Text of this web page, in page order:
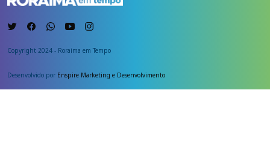
Copyright 2024 - Roraima em Tempo
Desenvolvido por Enspire Marketing e Desenvolvimento